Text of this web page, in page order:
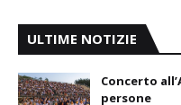
ULTIME NOTIZIE
Concerto
persone